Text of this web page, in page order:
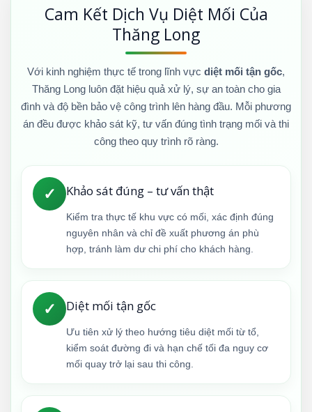
Cam Kết Dịch Vụ Diệt Mối Của
Thăng Long
Với kinh nghiệm thực tế trong lĩnh vực diệt mối tận gốc,
Thăng Long luôn đặt hiệu quả xử lý, sự an toàn cho gia
đình và độ bền bảo vệ công trình lên hàng đầu. Mỗi phương
án đều được khảo sát kỹ, tư vấn đúng tình trạng mối và thi
công theo quy trình rõ ràng.
✓ Khảo sát đúng – tư vấn thật
Kiểm tra thực tế khu vực có mối, xác định đúng
nguyên nhân và chỉ đề xuất phương án phù
hợp, tránh làm dư chi phí cho khách hàng.
✓ Diệt mối tận gốc
Ưu tiên xử lý theo hướng tiêu diệt mối từ tổ,
kiểm soát đường đi và hạn chế tối đa nguy cơ
mối quay trở lại sau thi công.